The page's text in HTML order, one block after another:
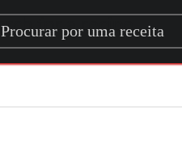
for a recipe